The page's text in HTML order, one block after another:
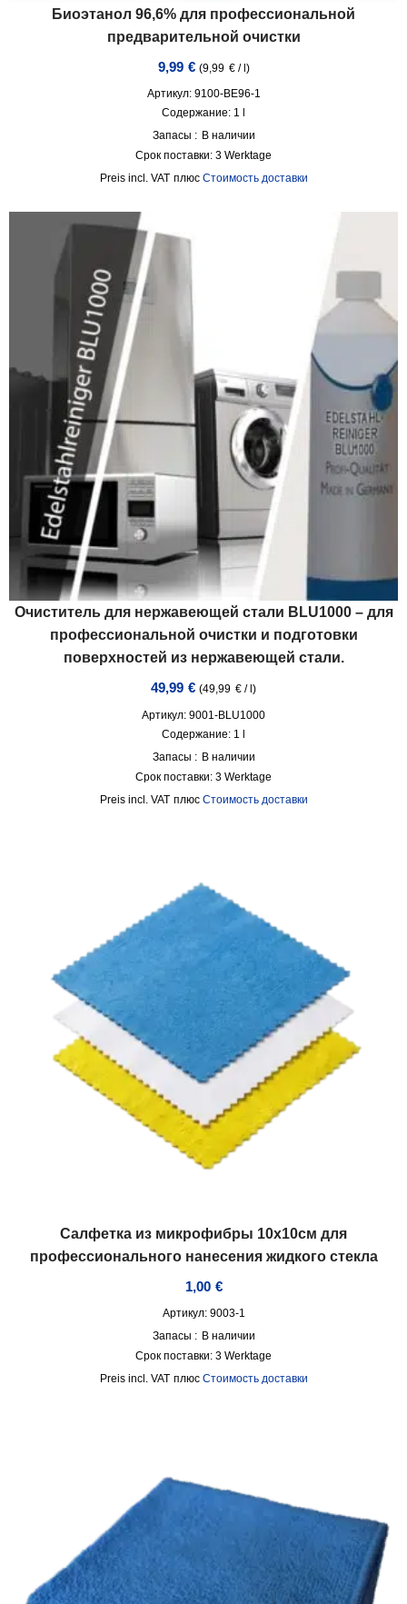
Биоэтанол 96,6% для профессиональной
предварительной очистки
9,99 € (9,99 €/l)
Артикул: 9100-BE96-1
Содержание: 1
Запасы : В наличии
Срок поставки: 3 Werktage
incl. VAT плюс Стоимость доставки
Очиститель для нержавеющей стали BLU1000 – для
профессиональной очистки и подготовки
поверхностей из нержавеющей стали.
49,99 € (49,99 € / )
Артикул: 9001-BLU1000
Содержание: 1 l
Запасы : В наличии
Срок поставки: 3 Werktage
incl. VAT плюс Стоимость доставки
Салфетка из микрофибры 10х10см для
профессионального нанесения жидкого стекла
1,00 €
Артикул: 9003-1
Запасы : В наличии
Срок поставки: 3 Werktage
incl. VAT плюс Стоимость доставки